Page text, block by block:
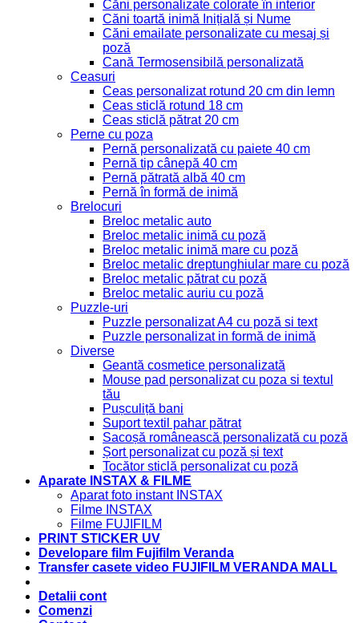
Căni personalizate colorate în interior
Căni toartă inimă Inițială și Nume
Căni emailate personalizate cu mesaj și
poză
Cană Termosensibilă personalizată
Ceasuri
Ceas personalizat rotund 20 cm din lemn
Ceas sticlă rotund 18 cm
Ceas sticlă pătrat 20 cm
Perne cu poza
Pernă personalizată cu paiete 40 cm
Pernă tip cânepă 40 cm
Pernă pătrată albă 40 cm
Pernă în formă de inimă
Brelocuri
Breloc metalic auto
Breloc metalic inimă cu poză
Breloc metalic inimă mare cu poză
Breloc metalic dreptunghiular mare cu poză
Breloc metalic pătrat cu poză
Breloc metalic auriu cu poză
Puzzle-uri
Puzzle personalizat A4 cu poză si text
Puzzle personalizat in formă de inimă
Diverse
Geantă cosmetice personalizată
Mouse pad personalizat cu poza si textul
tău
Pușculiță bani
Suport textil pahar pătrat
Sacoșă românească personalizată cu poză
Șort personalizat cu poză și text
Tocător sticlă personalizat cu poză
Aparate INSTAX & FILME
Aparat foto instant INSTAX
Filme INSTAX
Filme FUJIFILM
PRINT STICKER UV
Developare film Fujifilm Veranda
Transfer casete video FUJIFILM VERANDA MALL
Detalii cont
Comenzi